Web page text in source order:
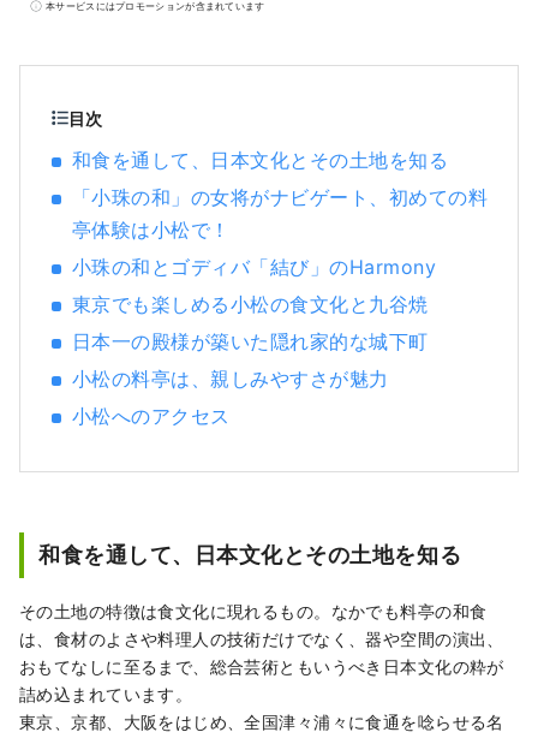
本サービスにはプロモーションが含まれています
目次
和食を通して、日本文化とその土地を知る
「小珠の和」の女将がナビゲート、初めての料
亭体験は小松で！
小珠の和とゴディバ「結び」のHarmony
東京でも楽しめる小松の食文化と九谷焼
日本一の殿様が築いた隠れ家的な城下町
小松の料亭は、親しみやすさが魅力
小松へのアクセス
和食を通して、日本文化とその土地を知る
その土地の特徴は食文化に現れるもの。なかでも料亭の和食
は、食材のよさや料理人の技術だけでなく、器や空間の演出、
おもてなしに至るまで、総合芸術ともいうべき日本文化の粋が
詰め込まれています。
東京、京都、大阪をはじめ、全国津々浦々に食通を唸らせる名